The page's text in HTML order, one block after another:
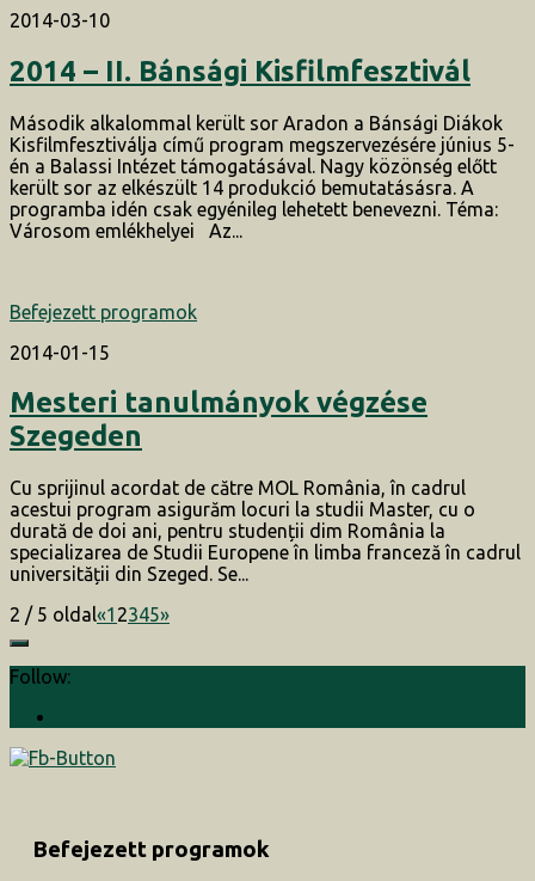
2014-03-10
2014 – II. Bánsági Kisfilmfesztivál
Második alkalommal került sor Aradon a Bánsági Diákok
Kisfilmfesztiválja című program megszervezésére június 5-
én a Balassi Intézet támogatásával. Nagy közönség előtt
került sor az elkészült 14 produkció bemutatásásra. A
programba idén csak egyénileg lehetett benevezni. Téma:
Városom emlékhelyei Az...
Befejezett programok
2014-01-15
Mesteri tanulmányok végzése
Szegeden
Cu sprijinul acordat de către MOL România, în cadrul
acestui program asigurăm locuri la studii Master, cu o
durată de doi ani, pentru studenții dim România la
specializarea de Studii Europene în limba franceză în cadrul
universității din Szeged. Se...
2 / 5 oldal«1 2345»
Follow:
Befejezett programok